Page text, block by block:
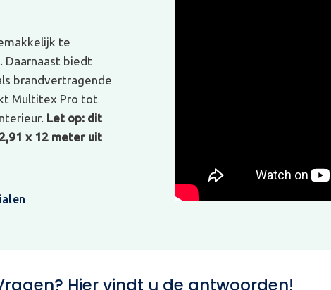
te
Daarnaast biedt
brandvertragende
Multitex Pro tot
Let op: dit
x 12 meter uit
Hier vindt u de antwoorden!